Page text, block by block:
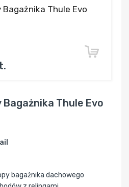
Thule Evo
Bagażnika Thule Evo
bagażnika dachowego